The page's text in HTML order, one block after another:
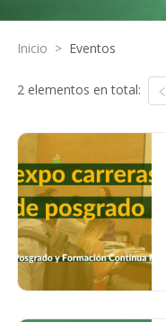
Inicio > Eventos
2 elementos en total: